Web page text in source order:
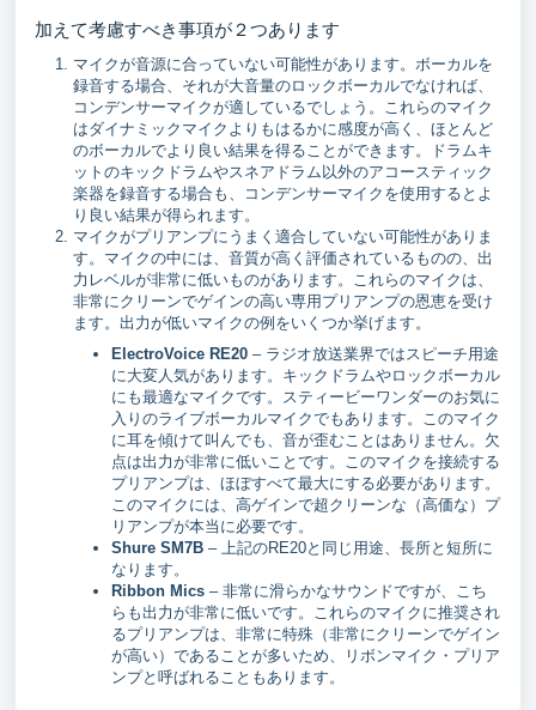
加えて考慮すべき事項が２つあります
マイクが音源に合っていない可能性があります。ボーカルを
録音する場合、それが大音量のロックボーカルでなければ、
コンデンサーマイクが適しているでしょう。これらのマイク
はダイナミックマイクよりもはるかに感度が高く、ほとんど
のボーカルでより良い結果を得ることができます。ドラムキ
ットのキックドラムやスネアドラム以外のアコースティック
楽器を録音する場合も、コンデンサーマイクを使用するとよ
り良い結果が得られます。
マイクがプリアンプにうまく適合していない可能性がありま
す。マイクの中には、音質が高く評価されているものの、出
力レベルが非常に低いものがあります。これらのマイクは、
非常にクリーンでゲインの高い専用プリアンプの恩恵を受け
ます。出力が低いマイクの例をいくつか挙げます。
ElectroVoice RE20 – ラジオ放送業界ではスピーチ用途
に大変人気があります。キックドラムやロックボーカル
にも最適なマイクです。スティービーワンダーのお気に
入りのライブボーカルマイクでもあります。このマイク
に耳を傾けて叫んでも、音が歪むことはありません。欠
点は出力が非常に低いことです。このマイクを接続する
プリアンプは、ほぼすべて最大にする必要があります。
このマイクには、高ゲインで超クリーンな（高価な）プ
リアンプが本当に必要です。
Shure SM7B – 上記のRE20と同じ用途、長所と短所に
なります。
Ribbon Mics – 非常に滑らかなサウンドですが、こち
らも出力が非常に低いです。これらのマイクに推奨され
るプリアンプは、非常に特殊（非常にクリーンでゲイン
が高い）であることが多いため、リボンマイク・プリア
ンプと呼ばれることもあります。